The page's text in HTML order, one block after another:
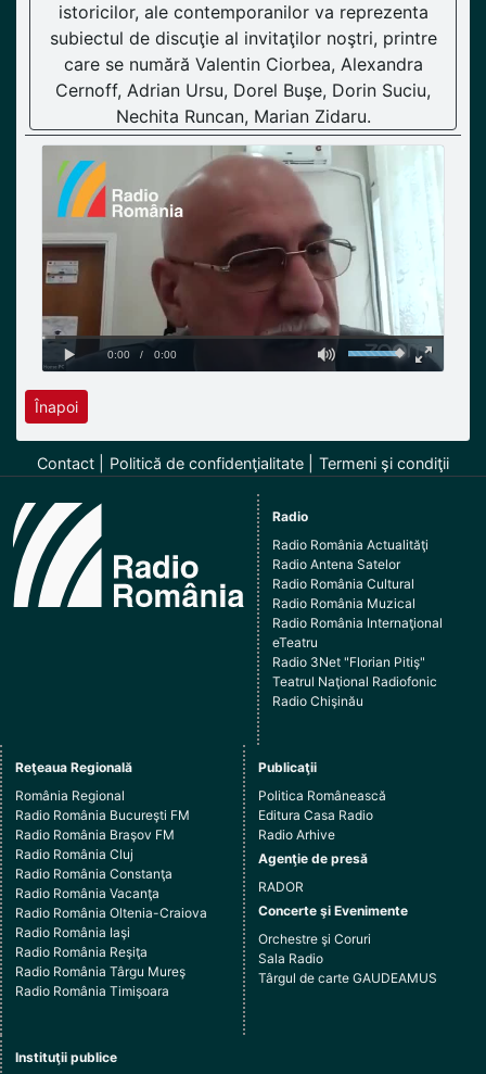
istoricilor, ale contemporanilor va reprezenta
subiectul de discuţie al invitaţilor noştri, printre
care se numără Valentin Ciorbea, Alexandra
Cernoff, Adrian Ursu, Dorel Buşe, Dorin Suciu,
Nechita Runcan, Marian Zidaru.
Înapoi
Contact Politică de confidenţialitate Termeni şi condiţii
Radio
Radio România Actualităţi
Radio Antena Satelor
Radio România Cultural
Radio România Muzical
Radio România Internaţional
eTeatru
Radio 3Net "Florian Pitiş"
Teatrul Naţional Radiofonic
Radio Chişinău
Reţeaua Regională
România Regional
Radio România Bucureşti FM
Radio România Braşov FM
Radio România Cluj
Radio România Constanţa
Radio România Vacanţa
Radio România Oltenia-Craiova
Radio România Iaşi
Radio România Reşiţa
Radio România Târgu Mureş
Radio România Timişoara
Publicaţii
Politica Românească
Editura Casa Radio
Radio Arhive
Agenţie de presă
RADOR
Concerte şi Evenimente
Orchestre şi Coruri
Sala Radio
Târgul de carte GAUDEAMUS
Instituţii publice